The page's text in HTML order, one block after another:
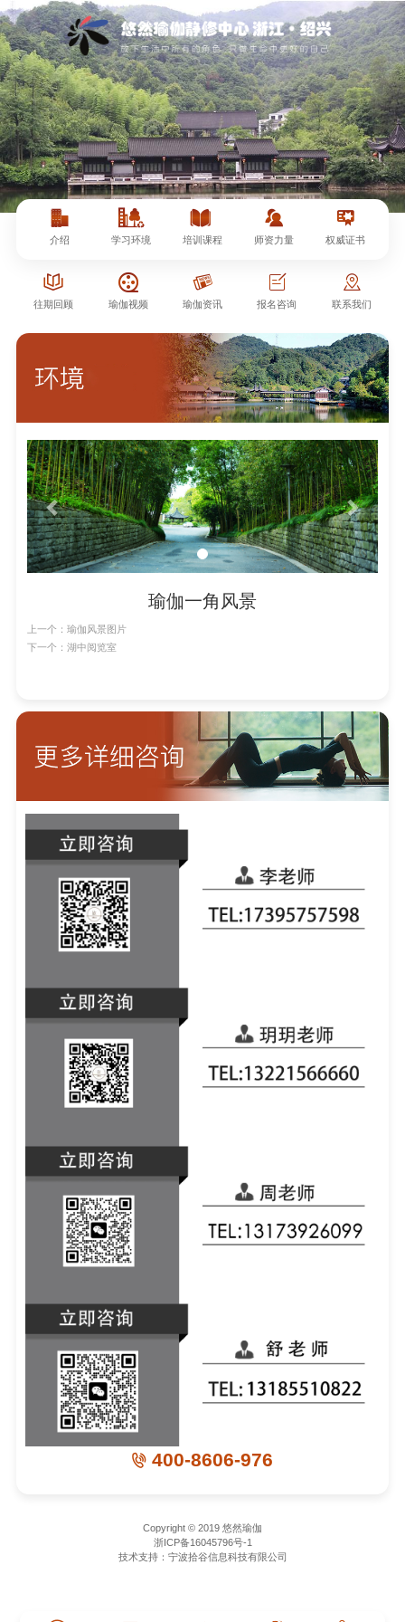

介绍

学习环境

培训课程

师资力量

权威证书

往期回顾

瑜伽视频

瑜伽资讯

报名咨询

联系我们
Previous Next
瑜伽一角风景
上一个：瑜伽风景图片
下一个：湖中阅览室
 400-8606-976
Copyright © 2019 悠然瑜伽
浙ICP备16045796号-1
技术支持：宁波拾谷信息科技有限公司